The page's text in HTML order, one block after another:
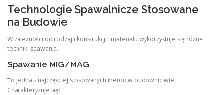
Technologie Spawalnicze Stosowane
na Budowie
W zależności od rodzaju konstrukcji i materiału wykorzystuje się różne
techniki spawania.
Spawanie MIG/MAG
To jedna z najczęściej stosowanych metod w budownictwie.
Charakteryzuje się: